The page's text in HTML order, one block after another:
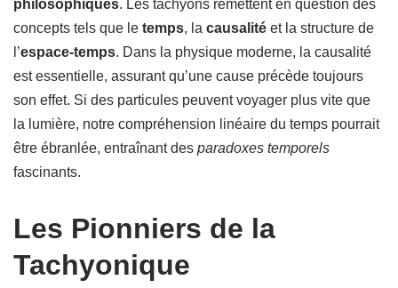
philosophiques. Les tachyons remettent en question des
concepts tels que le temps, la causalité et la structure de
l’espace-temps. Dans la physique moderne, la causalité
est essentielle, assurant qu’une cause précède toujours
son effet. Si des particules peuvent voyager plus vite que
la lumière, notre compréhension linéaire du temps pourrait
être ébranlée, entraînant des paradoxes temporels
fascinants.
Les Pionniers de la
Tachyonique